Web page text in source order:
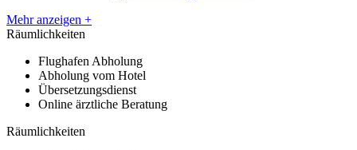
Mehr anzeigen +
Räumlichkeiten
Flughafen Abholung
Abholung vom Hotel
Übersetzungsdienst
Online ärztliche Beratung
Räumlichkeiten